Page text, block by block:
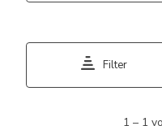
Filter
1 – 1